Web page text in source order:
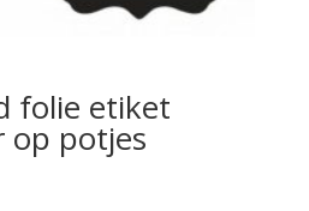
folie etiket
op potjes